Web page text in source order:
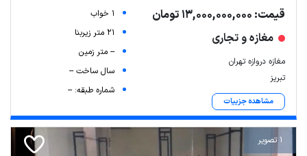
قیمت: 13,000,000,000 تومان
مغازه و تجاری
مغازه دروازه تهران
تبریز
مشاهده جزییات
1 خواب
21 متر زیربنا
-- متر زمین
سال ساخت --
شماره طبقه: --
1 تصویر